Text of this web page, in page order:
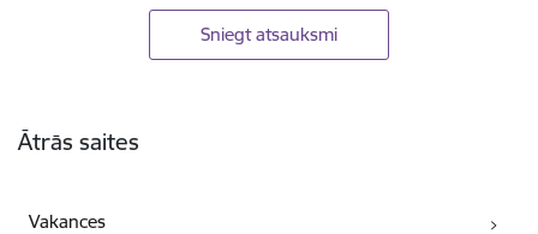
Sniegt atsauksmi
Ātrās saites
Vakances